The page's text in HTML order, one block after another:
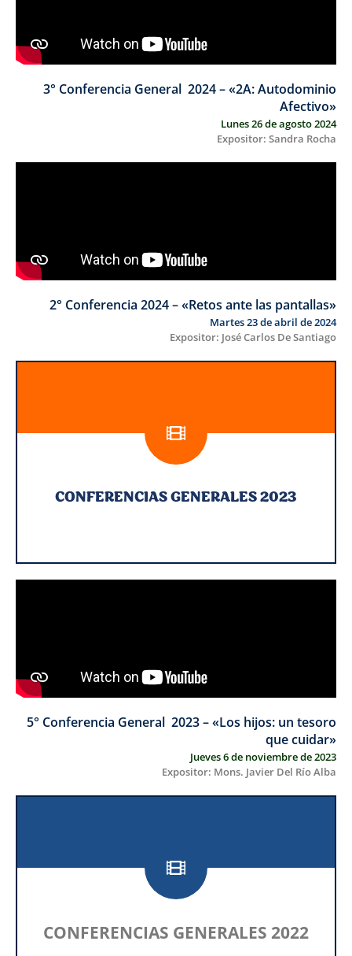
3° Conferencia General 2024 – «2A: Autodominio
Afectivo»
Lunes 26 de agosto 2024
Expositor: Sandra Rocha
2° Conferencia 2024 – «Retos ante las pantallas»
Martes 23 de abril de 2024
Expositor: José Carlos De Santiago
CONFERENCIAS GENERALES 2023
5° Conferencia General 2023 – «Los hijos: un tesoro
que cuidar»
Jueves 6 de noviembre de 2023
Expositor: Mons. Javier Del Río Alba
CONFERENCIAS GENERALES 2022